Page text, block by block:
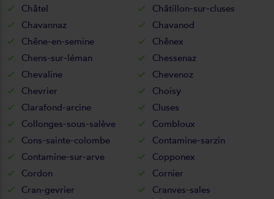
Châtel
Châtillon-sur-cluses
Chavannaz
Chavanod
Chêne-en-semine
Chênex
Chens-sur-léman
Chessenaz
Chevaline
Chevenoz
Chevrier
Choisy
Clarafond-arcine
Cluses
Collonges-sous-salève
Combloux
Cons-sainte-colombe
Contamine-sarzin
Contamine-sur-arve
Copponex
Cordon
Cornier
Cran-gevrier
Cranves-sales